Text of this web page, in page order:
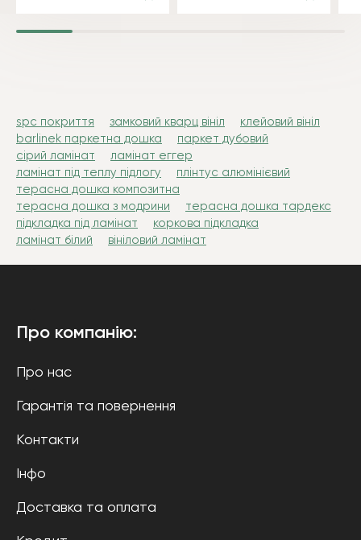
spc покриття замковий кварц вініл
клейовий вініл
barlinek паркетна дошка
паркет дубовий
сірий ламінат
ламінат еггер
ламінат під теплу підлогу
плінтус алюмінієвий
терасна дошка композитна
терасна дошка з модрини
терасна дошка тардекс
підкладка під ламінат
коркова підкладка
ламінат білий
вініловий ламінат
Про компанію:
Про нас
Гарантія та повернення
Контакти
Інфо
Доставка та оплата